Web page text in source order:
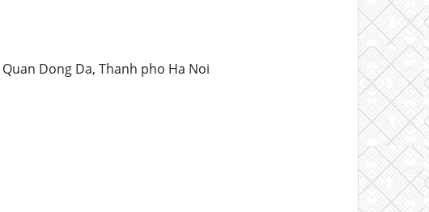
Dong Da, Thanh pho Ha Noi